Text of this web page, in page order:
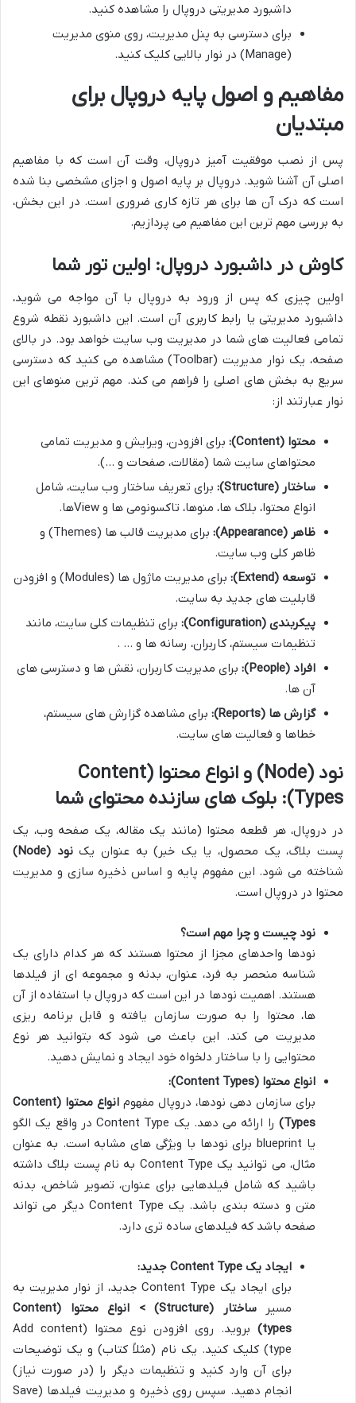
داشبورد مدیریتی دروپال را مشاهده کنید.
برای دسترسی به پنل مدیریت، روی منوی مدیریت
(Manage) در نوار بالایی کلیک کنید.
مفاهیم و اصول پایه دروپال برای
مبتدیان
پس از نصب موفقیت آمیز دروپال، وقت آن است که با مفاهیم
اصلی آن آشنا شوید. دروپال بر پایه اصول و اجزای مشخصی بنا شده
است که درک آن ها برای هر تازه کاری ضروری است. در این بخش،
به بررسی مهم ترین این مفاهیم می پردازیم.
کاوش در داشبورد دروپال: اولین تور شما
اولین چیزی که پس از ورود به دروپال با آن مواجه می شوید،
داشبورد مدیریتی یا رابط کاربری آن است. این داشبورد نقطه شروع
تمامی فعالیت های شما در مدیریت وب سایت خواهد بود. در بالای
صفحه، یک نوار مدیریت (Toolbar) مشاهده می کنید که دسترسی
سریع به بخش های اصلی را فراهم می کند. مهم ترین منوهای این
نوار عبارتند از:
محتوا (Content):
برای افزودن، ویرایش و مدیریت تمامی
محتواهای سایت شما (مقالات، صفحات و …).
ساختار (Structure):
برای تعریف ساختار وب سایت، شامل
انواع محتوا، بلاک ها، منوها، تاکسونومی ها و Viewها.
ظاهر (Appearance):
برای مدیریت قالب ها (Themes) و
ظاهر کلی وب سایت.
توسعه (Extend):
برای مدیریت ماژول ها (Modules) و افزودن
قابلیت های جدید به سایت.
پیکربندی (Configuration):
برای تنظیمات کلی سایت، مانند
تنظیمات سیستم، کاربران، رسانه ها و … .
افراد (People):
برای مدیریت کاربران، نقش ها و دسترسی های
آن ها.
گزارش ها (Reports):
برای مشاهده گزارش های سیستم،
خطاها و فعالیت های سایت.
نود (Node) و انواع محتوا (Content
Types): بلوک های سازنده محتوای شما
در دروپال، هر قطعه محتوا (مانند یک مقاله، یک صفحه وب، یک
پست بلاگ، یک محصول، یا یک خبر) به عنوان یکنود (Node)
شناخته می شود. این مفهوم پایه و اساس ذخیره سازی و مدیریت
محتوا در دروپال است.
نود چیست و چرا مهم است؟
نودها واحدهای مجزا از محتوا هستند که هر کدام دارای یک
شناسه منحصر به فرد، عنوان، بدنه و مجموعه ای از فیلدها
هستند. اهمیت نودها در این است که دروپال با استفاده از آن
ها، محتوا را به صورت سازمان یافته و قابل برنامه ریزی
مدیریت می کند. این باعث می شود که بتوانید هر نوع
محتوایی را با ساختار دلخواه خود ایجاد و نمایش دهید.
انواع محتوا (Content Types):
برای سازمان دهی نودها، دروپال مفهوم
انواع محتوا (Content
Types)
را ارائه می دهد. یک Content Type در واقع یک الگو
یا blueprint برای نودها با ویژگی های مشابه است. به عنوان
مثال، می توانید یک Content Type به نام پست بلاگ داشته
باشید که شامل فیلدهایی برای عنوان، تصویر شاخص، بدنه
متن و دسته بندی باشد. یک Content Type دیگر می تواند
صفحه باشد که فیلدهای ساده تری دارد.
ایجاد یک Content Type جدید:
برای ایجاد یک Content Type جدید، از نوار مدیریت به
مسیر
ساختار (Structure) > انواع محتوا (Content
types)
بروید. روی افزودن نوع محتوا (Add content
type) کلیک کنید. یک نام (مثلاً کتاب) و یک توضیحات
برای آن وارد کنید و تنظیمات دیگر را (در صورت نیاز)
انجام دهید. سپس روی ذخیره و مدیریت فیلدها (Save